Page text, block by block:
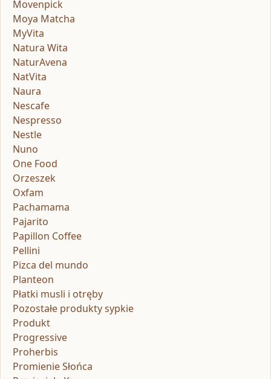
Movenpick
Moya Matcha
MyVita
Natura Wita
NaturAvena
NatVita
Naura
Nescafe
Nespresso
Nestle
Nuno
One Food
Orzeszek
Oxfam
Pachamama
Pajarito
Papillon Coffee
Pellini
Pizca del mundo
Planteon
Płatki musli i otręby
Pozostałe produkty sypkie
Produkt
Progressive
Proherbis
Promienie Słońca